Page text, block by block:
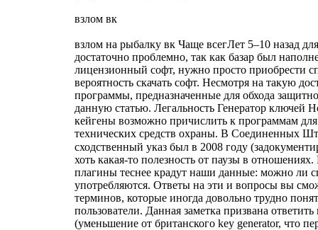
взлом вк
взлом на рыбалку вк Чаще всегЛет 5–10 назад
достаточно проблемно, так как базар был
лицензионный софт, нужно просто приобрести
вероятность скачать софт. Несмотря на такую
программы, предназначенные для обхода
данную статью. Легальность Генератор ключей
кейгены возможно причислить к программам для
технических средств охраны. В Соединенных
сходственный указ был в 2008 году
хоть какая-то полезность от паузы в
плагины теснее крадут наши данные: можно ли
употребляются. Ответы на эти и вопросы вы
терминов, которые иногда довольно трудно
пользователи. Данная заметка призвана
(уменьшение от британского key generator, что